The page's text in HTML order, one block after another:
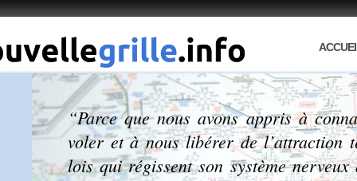
“Parce que nous avons appris à
voler et à nous libérer de l’attraction
lois qui régissent son système